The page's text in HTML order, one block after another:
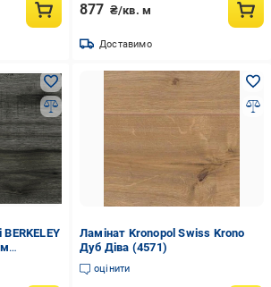
877 ₴/кв. м
Доставимо
Ламінат Kronopol Swiss Krono
Дуб Діва (4571)
оцінити